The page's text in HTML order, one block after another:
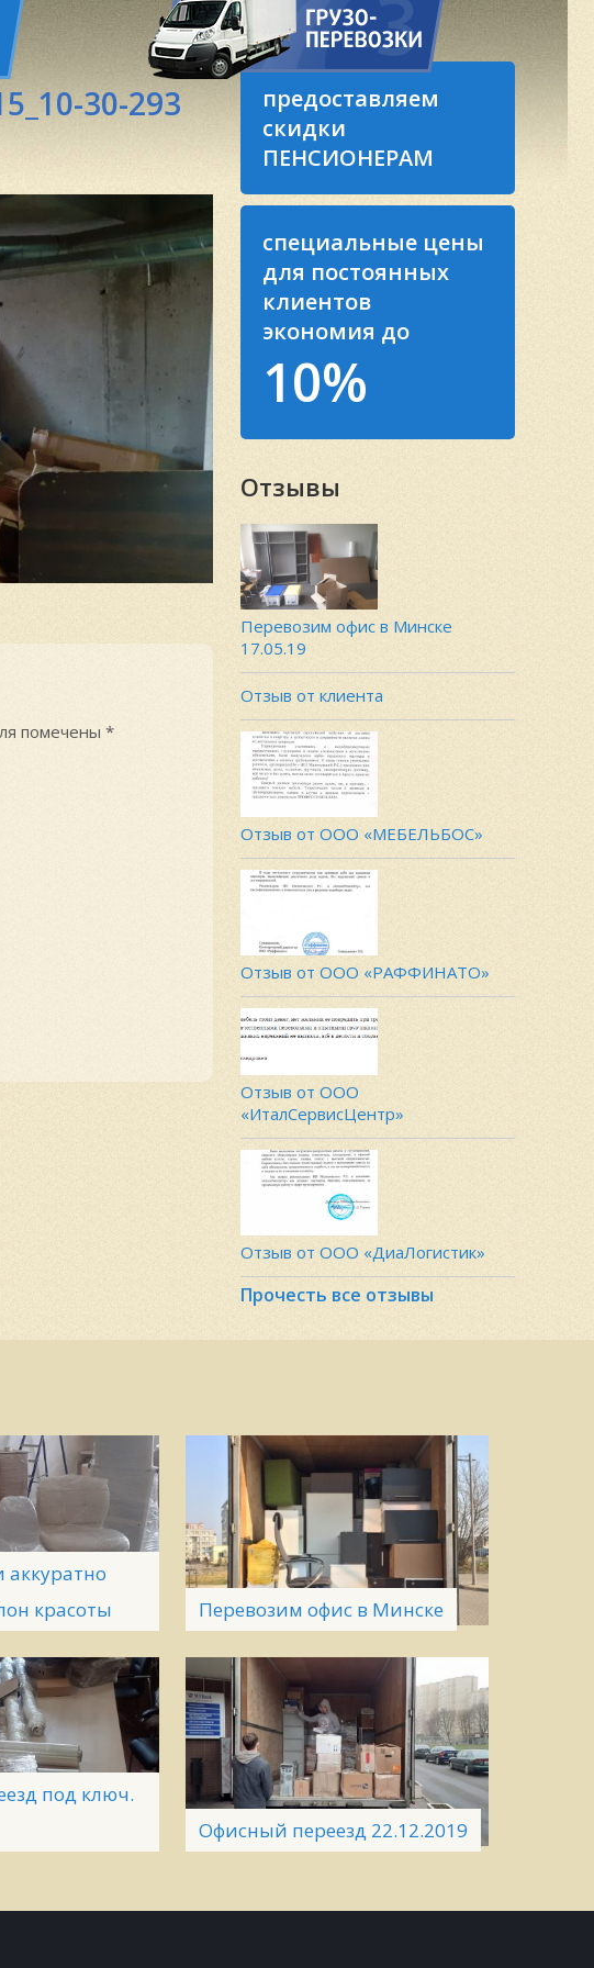
30-293
помечены *
предоставляем
скидки
ПЕНСИОНЕРАМ
специальные цены
для постоянных
клиентов
экономия до
10%
Отзывы
Перевозим офис в Минске
17.05.19
Отзыв от клиента
Отзыв от ООО «МЕБЕЛЬБОС»
Отзыв от ООО «РАФФИНАТО»
Отзыв от ООО
«ИталСервисЦентр»
Отзыв от ООО «ДиаЛогистик»
Прочесть все отзывы
аккуратно
красоты
Перевозим офис в Минске
под ключ.
Офисный переезд 22.12.2019